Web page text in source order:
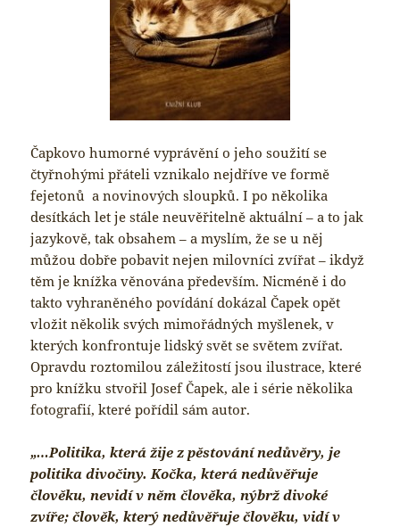
Čapkovo humorné vyprávění o jeho soužití se
čtyřnohými přáteli vznikalo nejdříve ve formě
fejetonů a novinových sloupků. I po několika
desítkách let je stále neuvěřitelně aktuální – a to jak
jazykově, tak obsahem – a myslím, že se u něj
můžou dobře pobavit nejen milovníci zvířat – ikdyž
těm je knížka věnována především. Nicméně i do
takto vyhraněného povídání dokázal Čapek opět
vložit několik svých mimořádných myšlenek, v
kterých konfrontuje lidský svět se světem zvířat.
Opravdu roztomilou záležitostí jsou ilustrace, které
pro knížku stvořil Josef Čapek, ale i série několika
fotografií, které pořídil sám autor.
„…Politika, která žije z pěstování nedůvěry, je
politika divočiny. Kočka, která nedůvěřuje
člověku, nevidí v něm člověka, nýbrž divoké
zvíře; člověk, který nedůvěřuje člověku, vidí v